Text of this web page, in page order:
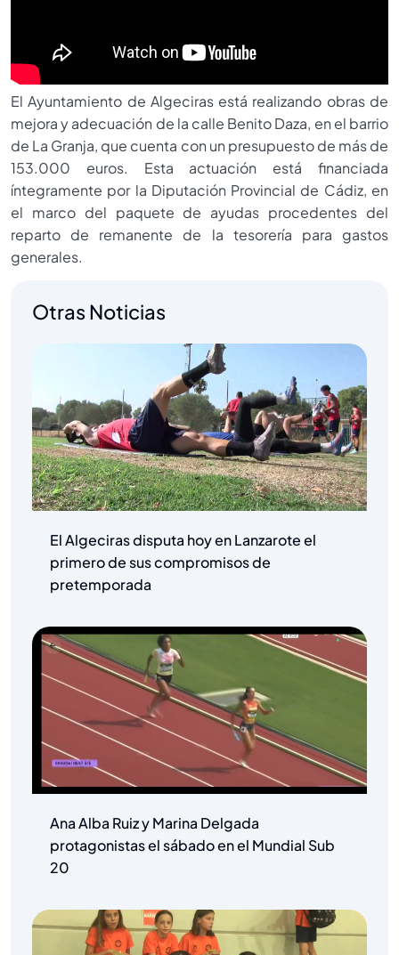
El Ayuntamiento de Algeciras está realizando obras de
mejora y adecuación de la calle Benito Daza, en el barrio
de La Granja, que cuenta con un presupuesto de más de
153.000 euros. Esta actuación está financiada
íntegramente por la Diputación Provincial de Cádiz, en
el marco del paquete de ayudas procedentes del
reparto de remanente de la tesorería para gastos
generales.
Otras Noticias
El Algeciras disputa hoy en Lanzarote el
primero de sus compromisos de
pretemporada
Ana Alba Ruiz y Marina Delgada
protagonistas el sábado en el Mundial Sub
20